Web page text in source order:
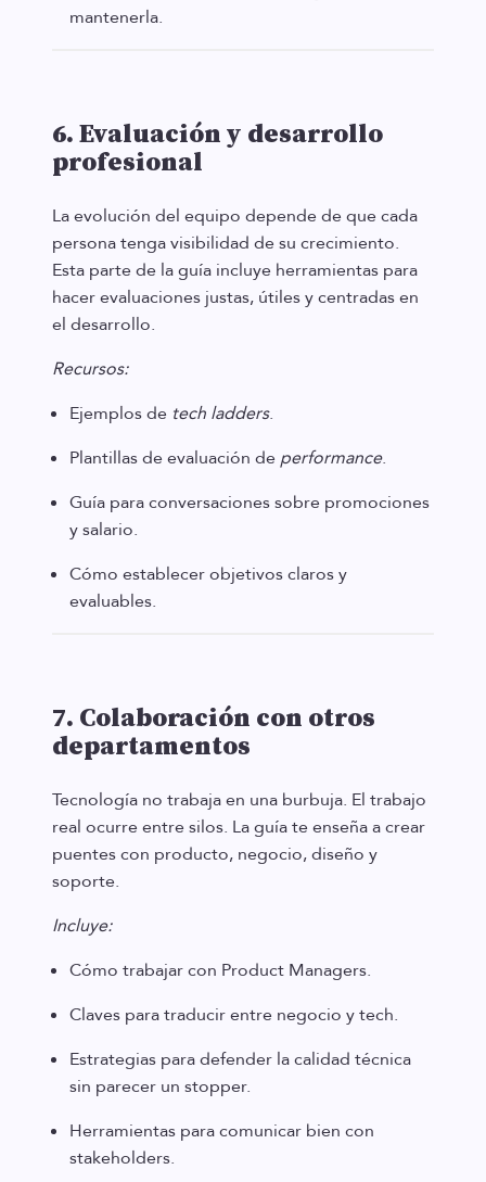
mantenerla.
6. Evaluación y desarrollo
profesional
La evolución del equipo depende de que cada
persona tenga visibilidad de su crecimiento.
Esta parte de la guía incluye herramientas para
hacer evaluaciones justas, útiles y centradas en
el desarrollo.
Recursos:
Ejemplos de tech ladders.
Plantillas de evaluación de performance.
Guía para conversaciones sobre promociones
y salario.
Cómo establecer objetivos claros y
evaluables.
7. Colaboración con otros
departamentos
Tecnología no trabaja en una burbuja. El trabajo
real ocurre entre silos. La guía te enseña a crear
puentes con producto, negocio, diseño y
soporte.
Incluye:
Cómo trabajar con Product Managers.
Claves para traducir entre negocio y tech.
Estrategias para defender la calidad técnica
sin parecer un stopper.
Herramientas para comunicar bien con
stakeholders.